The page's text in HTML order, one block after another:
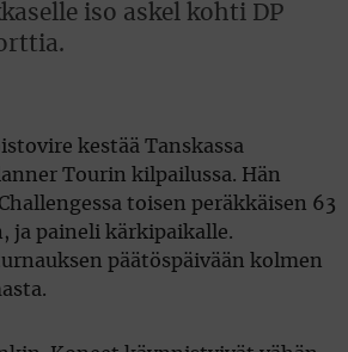
iso askel kohti DP
kestää Tanskassa
Tourin kilpailussa. Hän
toisen peräkkäisen 63
ja paineli kärkipaikalle.
päätöspäivään kolmen